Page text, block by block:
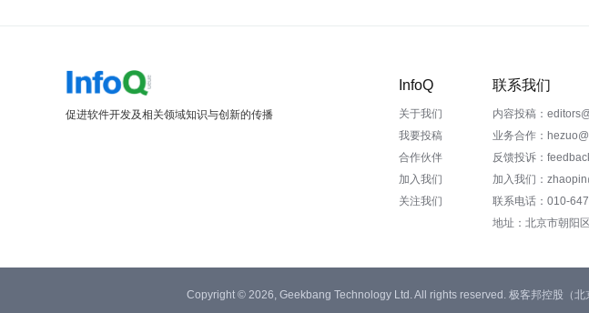
促进软件开发及相关领域知识与创新的传播
InfoQ
关于我们
我要投稿
合作伙伴
加入我们
关注我们
联系我们
内容投稿：
业务合作：
反馈投诉：
加入我们：
联系电话：010-
地址：北京市朝阳
Copyright © 2026, Geekbang Technology Ltd. All rights reserved. 极客邦控股（北